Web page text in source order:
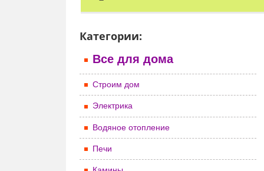
Категории:
Все для дома
Строим дом
Электрика
Водяное отопление
Печи